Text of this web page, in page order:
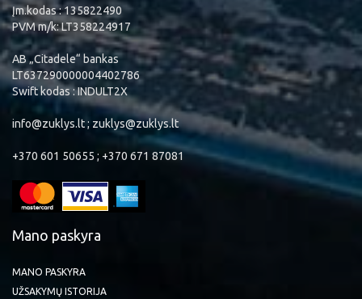
Įm.kodas : 135822490
PVM m/k: LT358224917
AB „Citadele“ bankas
LT637290000004402786
Swift kodas : INDULT2X
info@zuklys.lt ; zuklys@zuklys.lt
+370 601 50655 ; +370 671 87081
Mano paskyra
MANO PASKYRA
UŽSAKYMŲ ISTORIJA